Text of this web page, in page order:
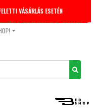
LEGGINGS-EKRE.